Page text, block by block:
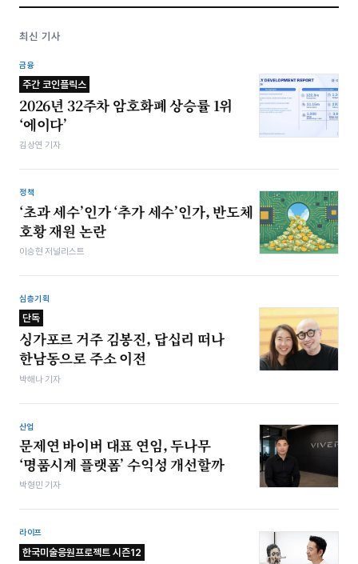
최신 기사
금융
주간 코인플릭스
2026년 32주차 암호화폐 상승률 1위
‘에이다’
김상연 기자
정책
‘초과 세수’인가 ‘추가 세수’인가, 반도체
호황 재원 논란
이승현 저널리스트
심층기획
단독
싱가포르 거주 김봉진, 답십리 떠나
한남동으로 주소 이전
박해나 기자
산업
문제연 바이버 대표 연임, 두나무
‘명품시계 플랫폼’ 수익성 개선할까
박형민 기자
라이프
한국미술응원프로젝트 시즌12